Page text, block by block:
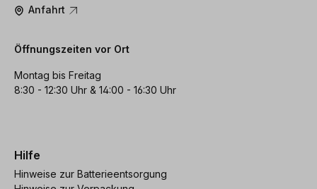
Anfahrt
Öffnungszeiten vor Ort
Montag bis Freitag
8:30 - 12:30 Uhr & 14:00 - 16:30 Uhr
Hilfe
Hinweise zur Batterieentsorgung